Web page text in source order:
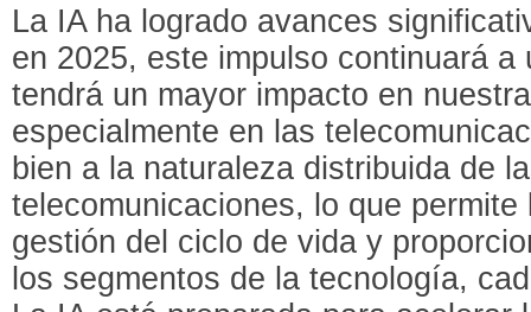
La IA ha logrado avances
en 2025, este impulso continuará a
tendrá un mayor impacto en
especialmente en las
bien a la naturaleza distribuida de
telecomunicaciones, lo que
gestión del ciclo de vida y
los segmentos de la tecnología,